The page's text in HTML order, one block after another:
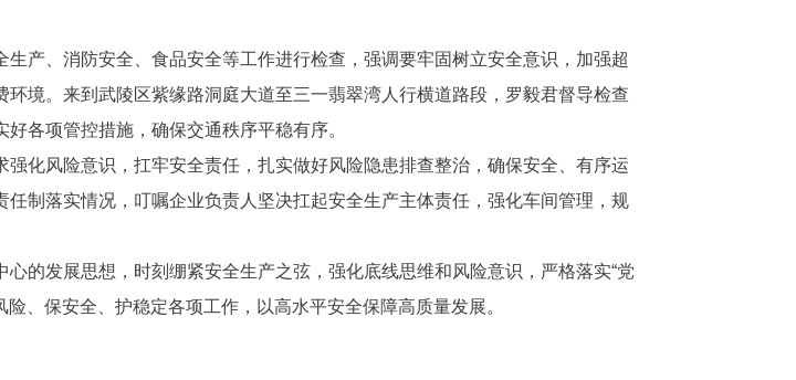
产、消防安全、食品安全等工作进行检查，强调要牢固树立安全意识，加强超
境。来到武陵区紫缘路洞庭大道至三一翡翠湾人行横道路段，罗毅君督导检查
各项管控措施，确保交通秩序平稳有序。
化风险意识，扛牢安全责任，扎实做好风险隐患排查整治，确保安全、有序运
制落实情况，叮嘱企业负责人坚决扛起安全生产主体责任，强化车间管理，规
的发展思想，时刻绷紧安全生产之弦，强化底线思维和风险意识，严格落实“党
、保安全、护稳定各项工作，以高水平安全保障高质量发展。